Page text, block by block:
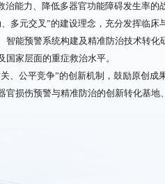
治能力、降低多器官功能障碍发生率
多元交叉”的建设理念，充分发挥临
智能预警系统构建及精准防治技术转
家层面的重症救治水平。
、公平竞争”的创新机制，鼓励原创
官损伤预警与精准防治的创新转化基